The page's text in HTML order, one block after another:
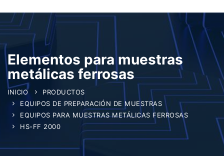
Elementos para muestras
metálicas ferrosas
INICIO
PRODUCTOS
EQUIPOS DE PREPARACIÓN DE MUESTRAS
EQUIPOS PARA MUESTRAS METÁLICAS FERROSAS
HS-FF 2000